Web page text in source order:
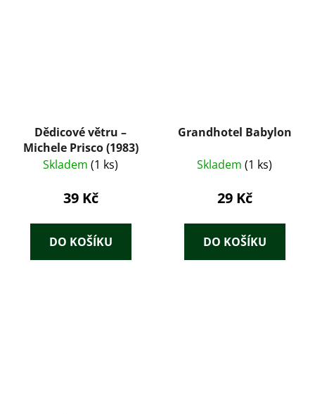
Dědicové větru –
Michele Prisco (1983)
Skladem (1 ks)
39 Kč
DO KOŠÍKU
Grandhotel Babylon
Skladem (1 ks)
29 Kč
DO KOŠÍKU